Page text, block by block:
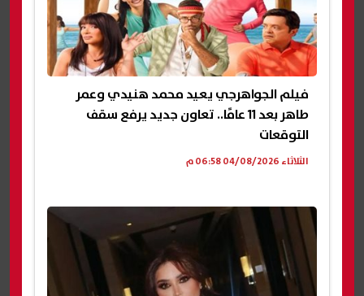
فيلم الجواهرجي يعيد محمد هنيدي وعمر
طاهر بعد 11 عامًا.. تعاون جديد يرفع سقف
التوقعات
الثلاثاء 04/08/2026 06:58 م